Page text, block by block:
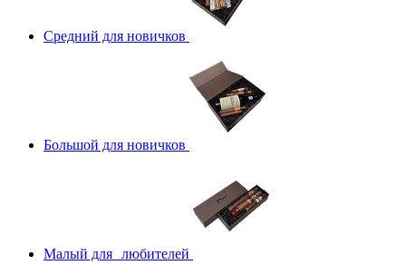
Средний для новичков
Большой для новичков
Малый для любителей